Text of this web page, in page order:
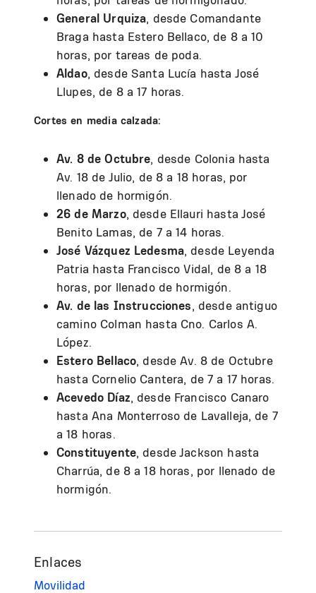
General Urquiza, desde Comandante
Braga hasta Estero Bellaco, de 8 a 10
horas, por tareas de poda.
Aldao, desde Santa Lucía hasta José
Llupes, de 8 a 17 horas.
Cortes en media calzada:
Av. 8 de Octubre, desde Colonia hasta
Av. 18 de Julio, de 8 a 18 horas, por
llenado de hormigón.
26 de Marzo, desde Ellauri hasta José
Benito Lamas, de 7 a 14 horas.
José Vázquez Ledesma, desde Leyenda
Patria hasta Francisco Vidal, de 8 a 18
horas, por llenado de hormigón.
Av. de las Instrucciones, desde antiguo
camino Colman hasta Cno. Carlos A.
López.
Estero Bellaco, desde Av. 8 de Octubre
hasta Cornelio Cantera, de 7 a 17 horas.
Acevedo Díaz, desde Francisco Canaro
hasta Ana Monterroso de Lavalleja, de 7
a 18 horas.
Constituyente, desde Jackson hasta
Charrúa, de 8 a 18 horas, por llenado de
hormigón.
Enlaces
Movilidad